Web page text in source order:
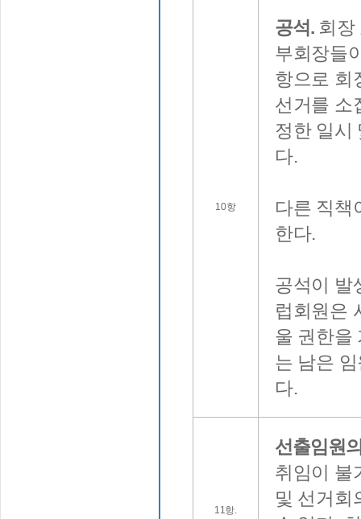
10항
공석. 회장
부회장들
항으로 회
선거를 소
정한 일시
다.
다른 직책
한다.
공석이 발
럽회원은
울 권한을
는 남은
다.
11항.
선출임원
취임이 불
및 선거회